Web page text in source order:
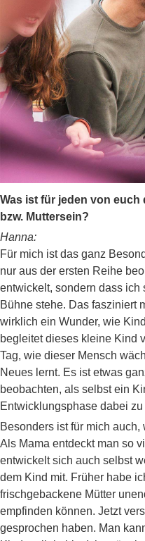
Was ist für jeden von euch
bzw. Muttersein?
Hanna:
Für mich ist das ganz
nur aus der ersten Reihe
entwickelt, sondern dass ich
Bühne stehe. Das fasziniert
wirklich ein Wunder, wie
begleitet dieses kleine Kind
Tag, wie dieser Mensch
Neues lernt. Es ist etwas
beobachten, als selbst ein
Entwicklungsphase dabei zu
Besonders ist für mich
Als Mama entdeckt man so
entwickelt sich auch selbst
dem Kind mit. Früher habe
frischgebackene Mütter
empfinden können. Jetzt
gesprochen haben. Man